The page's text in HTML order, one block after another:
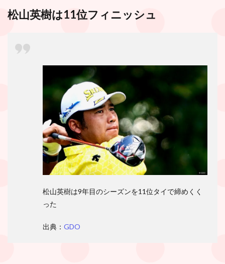
松山英樹は11位フィニッシュ
松山英樹は9年目のシーズンを11位タイで締めくく
った
出典： GDO